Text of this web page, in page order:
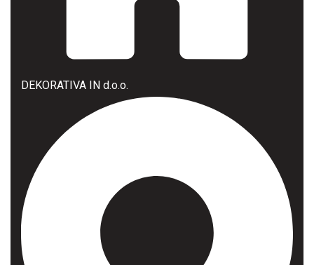
DEKORATIVA IN d.o.o.